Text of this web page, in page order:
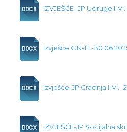
IZVJEŠĆE -JP Udruge I-
Izvješće ON-1.1.-
Izvješće-JP Gradnja I-VI. -
IZVJEŠĆE-JP Socijalna